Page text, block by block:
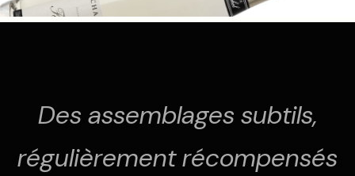
Des assemblages subtils,
régulièrement récompensés